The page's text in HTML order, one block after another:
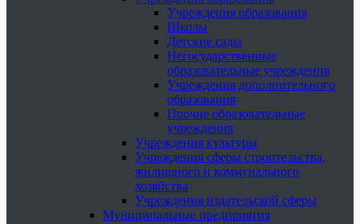
Учреждения образования
Школы
Детские сады
Негосударственные
образовательные учреждения
Учреждения дополнительного
образования
Прочие образовательные
учреждения
Учреждения культуры
Учреждения сферы строительства,
жилищного и коммунального
хозяйства
Учреждения издательской сферы
Муниципальные предприятия